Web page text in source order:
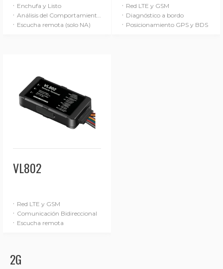
· Enchufa y Listo
· Análisis del Comportamiento de Conducción (Básico)
· Escucha remota (solo NA)
· Red LTE y GSM
· Diagnóstico a bordo
· Posicionamiento GPS y BDS
VL802
· Red LTE y GSM
· Comunicación Bidireccional
· Escucha remota
2G